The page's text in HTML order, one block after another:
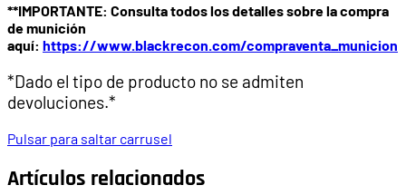
**IMPORTANTE: Consulta todos los detalles sobre la compra
de munición
aquí: https://www.blackrecon.com/compraventa_municion
*Dado el tipo de producto no se admiten
devoluciones.*
Pulsar para saltar carrusel
Artículos relacionados